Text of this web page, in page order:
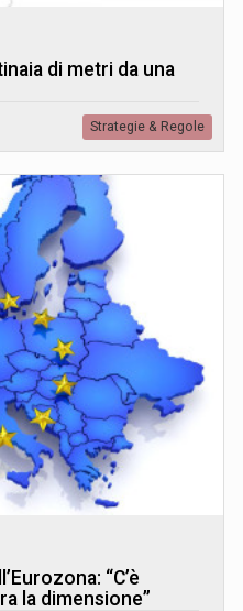
di metri da una
Strategie & Regole
“C’è
la dimensione”